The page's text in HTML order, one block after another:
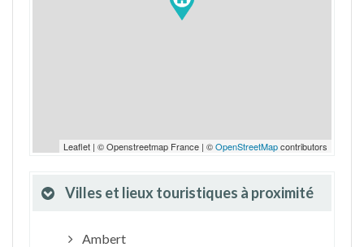
Leaflet | © Openstreetmap France | ©OpenStreetMapcontributors
Villes et lieux touristiques à proximité
Ambert